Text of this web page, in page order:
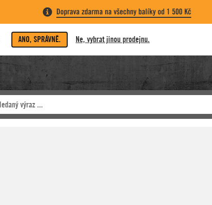
Doprava zdarma na všechny balíky od 1 500 Kč
ANO, SPRÁVNĚ. Ne, vybrat jinou prodejnu.